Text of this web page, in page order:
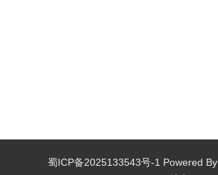
蜀ICP备2025133543号-1 Powered By